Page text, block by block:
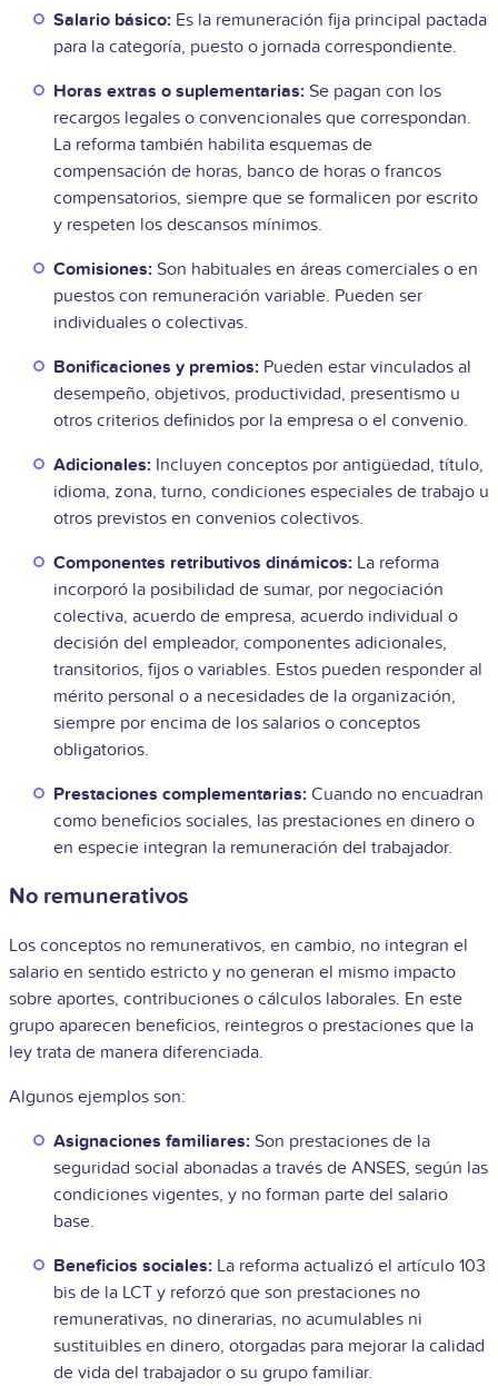
Salario básico: Es la remuneración fija principal pactada
para la categoría, puesto o jornada correspondiente.
Horas extras o suplementarias: Se pagan con los
recargos legales o convencionales que correspondan.
La reforma también habilita esquemas de
compensación de horas, banco de horas o francos
compensatorios, siempre que se formalicen por escrito
y respeten los descansos mínimos.
Comisiones: Son habituales en áreas comerciales o en
puestos con remuneración variable. Pueden ser
individuales o colectivas.
Bonificaciones y premios: Pueden estar vinculados al
desempeño, objetivos, productividad, presentismo u
otros criterios definidos por la empresa o el convenio.
Adicionales: Incluyen conceptos por antigüedad, título,
idioma, zona, turno, condiciones especiales de trabajo u
otros previstos en convenios colectivos.
Componentes retributivos dinámicos: La reforma
incorporó la posibilidad de sumar, por negociación
colectiva, acuerdo de empresa, acuerdo individual o
decisión del empleador, componentes adicionales,
transitorios, fijos o variables. Estos pueden responder al
mérito personal o a necesidades de la organización,
siempre por encima de los salarios o conceptos
obligatorios.
Prestaciones complementarias: Cuando no encuadran
como beneficios sociales, las prestaciones en dinero o
en especie integran la remuneración del trabajador.
No remunerativos
Los conceptos no remunerativos, en cambio, no integran el
salario en sentido estricto y no generan el mismo impacto
sobre aportes, contribuciones o cálculos laborales. En este
grupo aparecen beneficios, reintegros o prestaciones que la
ley trata de manera diferenciada.
Algunos ejemplos son:
Asignaciones familiares: Son prestaciones de la
seguridad social abonadas a través de ANSES, según las
condiciones vigentes, y no forman parte del salario
base.
Beneficios sociales: La reforma actualizó el artículo 103
bis de la LCT y reforzó que son prestaciones no
remunerativas, no dinerarias, no acumulables ni
sustituibles en dinero, otorgadas para mejorar la calidad
de vida del trabajador o su grupo familiar.